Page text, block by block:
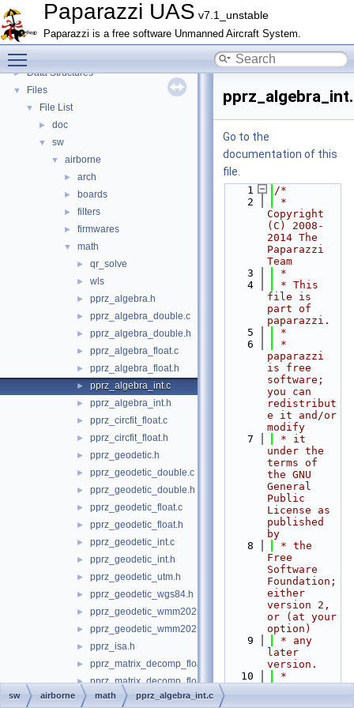
Paparazzi UAS v7.1_unstable
Paparazzi is a free software Unmanned Aircraft System.
Todo List
Bibliography
► Topics
►
► Data Structures
▼ Files
▼ File List
► doc
▼ sw
▼ airborne
► arch
► boards
► filters
► firmwares
▼ math
► qr_solve
► wls
► pprz_algebra.h
► pprz_algebra_double.c
► pprz_algebra_double.h
► pprz_algebra_float.c
► pprz_algebra_float.h
► pprz_algebra_int.c
► pprz_algebra_int.h
► pprz_circfit_float.c
► pprz_circfit_float.h
► pprz_geodetic.h
► pprz_geodetic_double.c
► pprz_geodetic_double.h
► pprz_geodetic_float.c
► pprz_geodetic_float.h
► pprz_geodetic_int.c
► pprz_geodetic_int.h
► pprz_geodetic_utm.h
► pprz_geodetic_wgs84.h
► pprz_geodetic_wmm2025.c
► pprz_geodetic_wmm2025.h
► pprz_isa.h
► pprz_matrix_decomp_float.c
► pprz_matrix_decomp_float.h
► pprz_orientation_conversion.c
Go to the
documentation of this
file.
    1
/*
    2
*
Copyright
(C) 2008-
2014 The
Paparazzi
Team
    3
*
    4
* This
file is
part of
paparazzi.
    5
*
    6
*
paparazzi
is free
software;
you can
redistribut
e it and/or
modify
    7
* it
under the
terms of
the GNU
General
Public
License as
published
by
    8
* the
Free
Software
Foundation;
either
version 2,
or (at your
option)
    9
* any
later
version.
   10
*
   11
sw airborne math pprz_algebra_int.c